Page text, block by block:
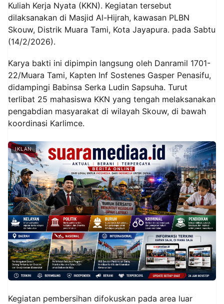
Kuliah Kerja Nyata (KKN). Kegiatan tersebut
dilaksanakan di Masjid Al-Hijrah, kawasan PLBN
Skouw, Distrik Muara Tami, Kota Jayapura. pada Sabtu
(14/2/2026).
Karya bakti ini dipimpin langsung oleh Danramil 1701-
22/Muara Tami, Kapten Inf Sostenes Gasper Penasifu,
didampingi Babinsa Serka Ludin Sapsuha. Turut
terlibat 25 mahasiswa KKN yang tengah melaksanakan
pengabdian masyarakat di wilayah Skouw, di bawah
koordinasi Karlimce.
IKLAN
Kegiatan pembersihan difokuskan pada area luar